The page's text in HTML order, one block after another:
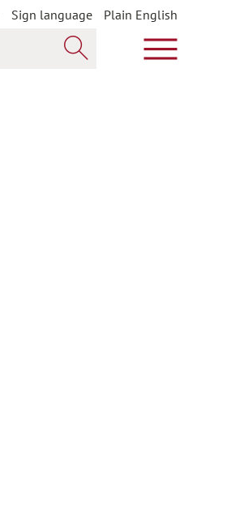
Sign language
Plain English
Show main